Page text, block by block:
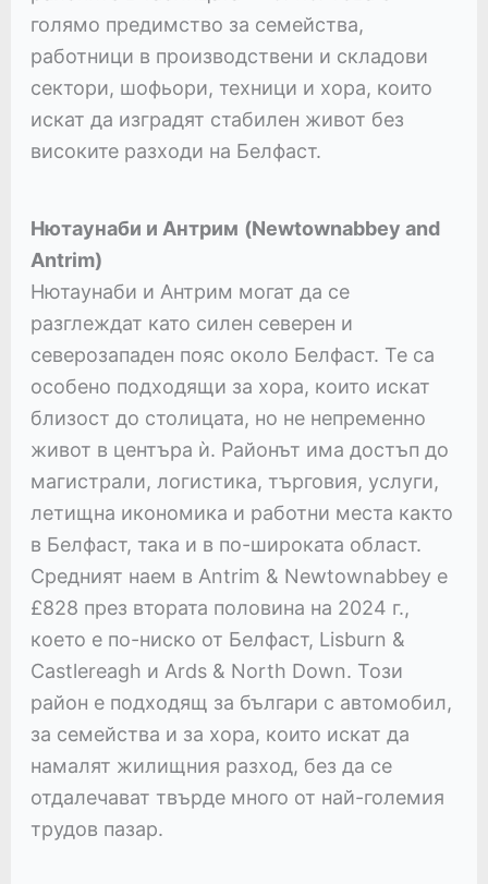
голямо предимство за семейства,
работници в производствени и складови
сектори, шофьори, техници и хора, които
искат да изградят стабилен живот без
високите разходи на Белфаст.
Нютаунаби и Антрим (Newtownabbey and
Antrim)
Нютаунаби и Антрим могат да се
разглеждат като силен северен и
северозападен пояс около Белфаст. Те са
особено подходящи за хора, които искат
близост до столицата, но не непременно
живот в центъра ѝ. Районът има достъп до
магистрали, логистика, търговия, услуги,
летищна икономика и работни места както
в Белфаст, така и в по-широката област.
Средният наем в Antrim & Newtownabbey е
£828 през втората половина на 2024 г.,
което е по-ниско от Белфаст, Lisburn &
Castlereagh и Ards & North Down. Този
район е подходящ за българи с автомобил,
за семейства и за хора, които искат да
намалят жилищния разход, без да се
отдалечават твърде много от най-големия
трудов пазар.